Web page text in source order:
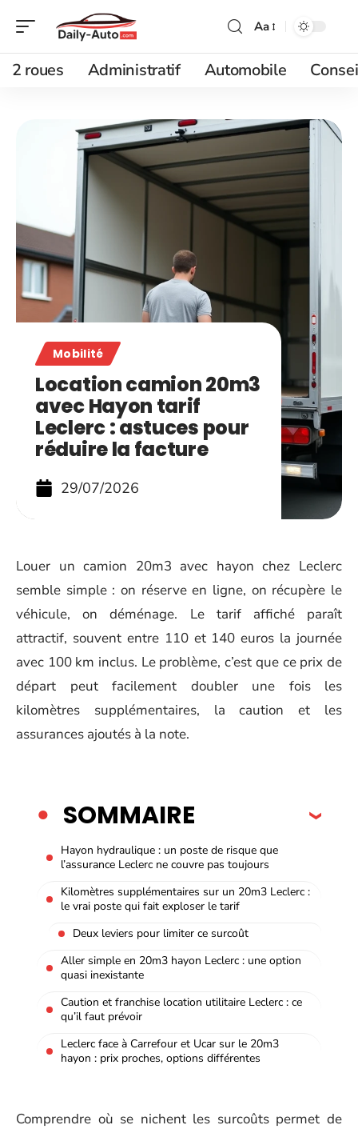
Aa
2 roues Administratif Automobile
Mobilité
Location camion 20m3
avec Hayon tarif
Leclerc : astuces pour
réduire la facture
29/07/2026
Louer un camion 20m3 avec hayon chez Leclerc
semble simple : on réserve en ligne, on récupère le
véhicule, on déménage. Le tarif affiché paraît
attractif, souvent entre 110 et 140 euros la journée
avec 100 km inclus. Le problème, c’est que ce prix de
départ peut facilement doubler une fois les
kilomètres supplémentaires, la caution et les
assurances ajoutés à la note.
SOMMAIRE
Hayon hydraulique : un poste de risque que
l’assurance Leclerc ne couvre pas toujours
Kilomètres supplémentaires sur un 20m3 Leclerc :
le vrai poste qui fait exploser le tarif
Deux leviers pour limiter ce surcoût
Aller simple en 20m3 hayon Leclerc : une option
quasi inexistante
Caution et franchise location utilitaire Leclerc : ce
qu’il faut prévoir
Leclerc face à Carrefour et Ucar sur le 20m3
hayon : prix proches, options différentes
Comprendre où se nichent les surcoûts permet de